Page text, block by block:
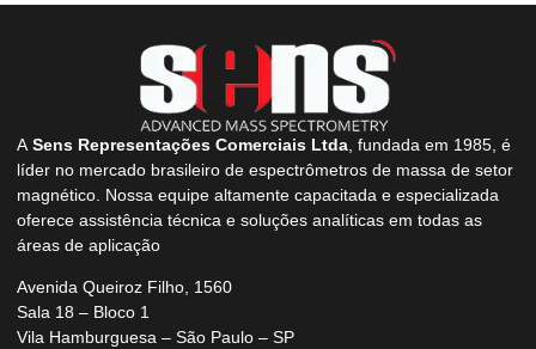
ASens Representações Comerciais Ltda, fundada em 1985, é
líder no mercado brasileiro de espectrômetros de massa de setor
magnético. Nossa equipe altamente capacitada e especializada
oferece assistência técnica e soluções analíticas em todas as
áreas de aplicação
Avenida Queiroz Filho, 1560
Sala 18 – Bloco 1
Vila Hamburguesa – São Paulo – SP